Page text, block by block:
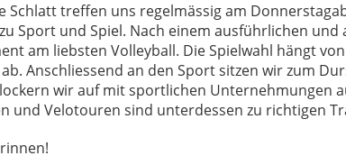
treffen uns regelmässig am
Sport und Spiel. Nach einem ausführlichen und
am liebsten Volleyball. Die Spielwahl hängt
Anschliessend an den Sport sitzen wir zum
wir auf mit sportlichen Unternehmungen
und Velotouren sind unterdessen zu richtigen